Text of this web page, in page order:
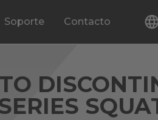
Soporte Contacto